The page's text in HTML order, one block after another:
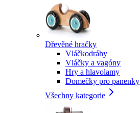
Dřevěné hračky
Vláčkodráhy
Vláčky a vagóny
Hry a hlavolamy
Domečky pro panenky
Všechny kategorie